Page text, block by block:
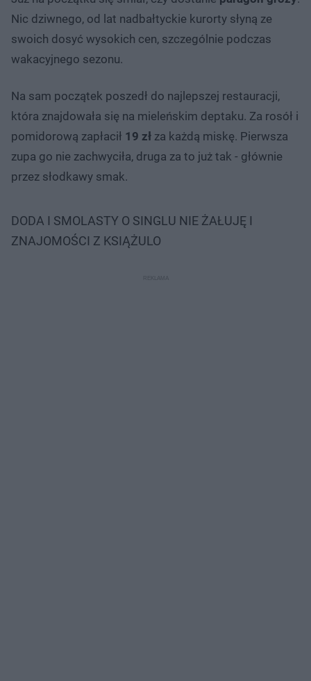
Nic dziwnego, od lat nadbałtyckie kurorty słyną ze
swoich dosyć wysokich cen, szczególnie podczas
wakacyjnego sezonu.
Na sam początek poszedł do najlepszej restauracji,
która znajdowała się na mieleńskim deptaku. Za rosół i
pomidorową zapłacił 19 zł za każdą miskę. Pierwsza
zupa go nie zachwyciła, druga za to już tak - głównie
przez słodkawy smak.
DODA I SMOLASTY O SINGLU NIE ŻAŁUJĘ I
ZNAJOMOŚCI Z KSIĄŻULO